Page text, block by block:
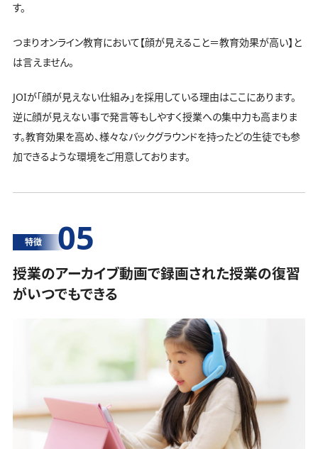
す。
つまりオンライン教育において【顔が見えること＝教育効果が高い】と
は言えません。
JOIが「顔が見えない仕組み」を採用している理由はここにあります。
逆に顔が見えない事で発言等もしやすく授業への集中力も高まりま
す。教育効果を高め、様々なバックグラウンドを持ったどの生徒でも参
加できるような環境をご用意しております。
特徴 05
授業のアーカイブ動画で録画された授業の復習
がいつでもできる